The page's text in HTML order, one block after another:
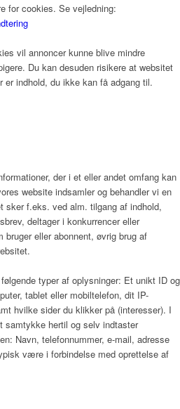
for cookies. Se vejledning:
vil annoncer kunne blive mindre
Du kan desuden risikere at websitet
indhold, du ikke kan få adgang til.
der i et eller andet omfang kan
website indsamler og behandler vi en
sker f.eks. ved alm. tilgang af indhold,
deltager i konkurrencer eller
bruger eller abonnent, øvrig brug af
typer af oplysninger: Et unikt ID og
tablet eller mobiltelefon, dit IP-
hvilke sider du klikker på (interesser). I
samtykke hertil og selv indtaster
Navn, telefonnummer, e-mail, adresse
være i forbindelse med oprettelse af